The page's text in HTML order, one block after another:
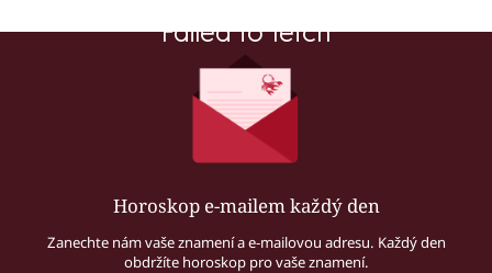
Failed to fetch
Horoskop e-mailem každý den
Zanechte nám vaše znamení a e-mailovou adresu. Každý den
obdržíte horoskop pro vaše znamení.